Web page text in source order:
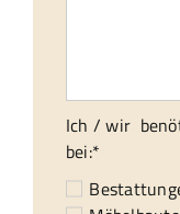
Ich / wir
bei:*